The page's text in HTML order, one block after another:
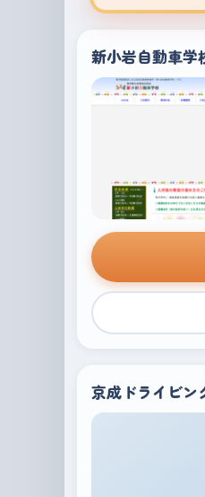
新小岩自動車学
京成ドライビン